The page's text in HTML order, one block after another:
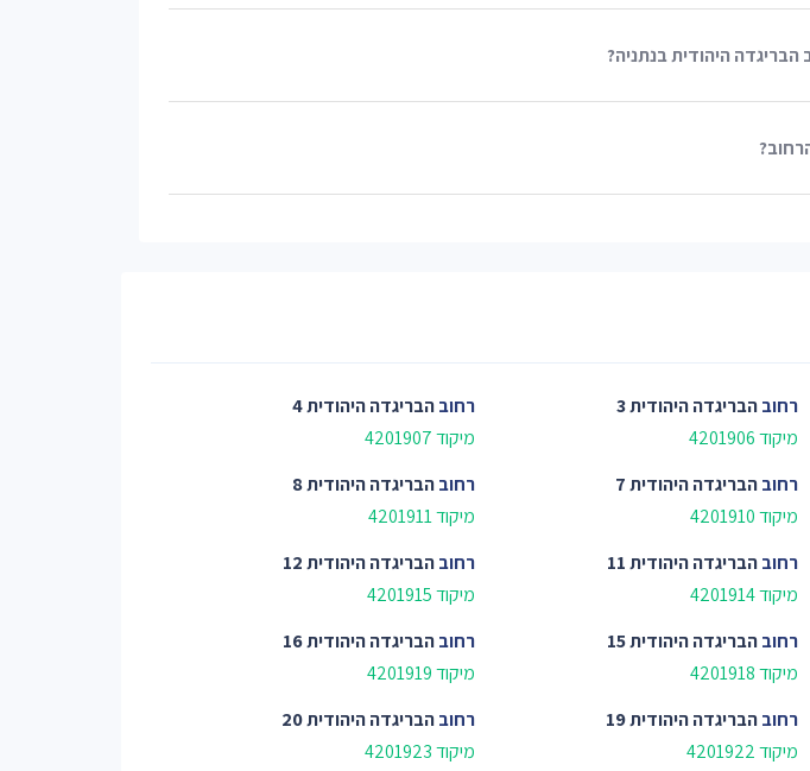
היהודית בנתניה?
רחובהבריגדה היהודית 3
מיקוד 4201906
רחובהבריגדה היהודית 4
מיקוד 4201907
רחובהבריגדה היהודית 7
מיקוד 4201910
רחובהבריגדה היהודית 8
מיקוד 4201911
רחובהבריגדה היהודית 11
מיקוד 4201914
רחובהבריגדה היהודית 12
מיקוד 4201915
רחובהבריגדה היהודית 15
מיקוד 4201918
רחובהבריגדה היהודית 16
מיקוד 4201919
רחובהבריגדה היהודית 19
מיקוד 4201922
רחובהבריגדה היהודית 20
מיקוד 4201923